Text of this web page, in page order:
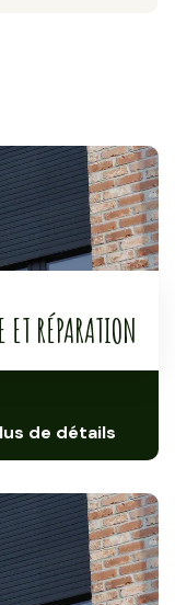
de détails
RÉPARATION